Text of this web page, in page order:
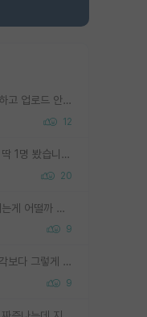
그냥 랩실 홈페이지 관리 안하고 업로드 안한거 아님?
12
서성한 박사로 교수 된 사람 딱 1명 봤습니다. 근데 지방대 박사로 교수된 거는 기적이 일어나야되요. 서성한 학부부터여도 빡센게 교수임용일텐데 지방대박사로 무슨 교수가 되나요...... 중소기업/중견기업 팀장급/연구소장급이나 될거 같네요.
20
옮기시려면 미국박사로 가시는게 어떨까 싶네요. 교수가 꿈이면 미국박사 하고 미국교수 까지 같이 노리시는게 기회가 많지 않을까요?
9
교수 뽑는데 출신 학교는 생각보다 그렇게 안 봄. 앞으로는 더 안 보게 될거임. 박사는 어디서 진행해도 됨. 단, 제대로 쌓고 좋은 실적 만들 수 있다면. 그런데 지방대는 그럴 가능성이 지극히 낮음. 나만 열심히 잘 하면 된다? 인간은 주변 환경에 지배되는 나약한 존재임. 주변의 지방대 대학원생과 섞이고 지방 특유의 여유로움 또는 나쁘게 얘기해서 나태함에 젖어 살다보면 교수의 꿈 자체를 잊어버리게 될 가능성도 있음. 주변 환경이 70~80%임.
9